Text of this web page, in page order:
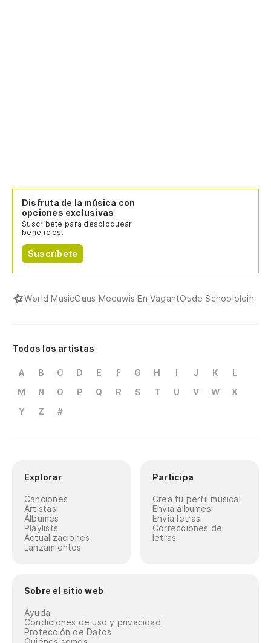
Disfruta de la música con
opciones exclusivas
Suscríbete para desbloquear
beneficios.
Suscríbete
World MusicGuus Meeuwis En VagantOude Schoolplein
Todos los artistas
A B C D E F G H I J K
L
M
N O P Q R S T U V W
X
Y
Z #
Explorar
Canciones
Artistas
Álbumes
Playlists
Actualizaciones
Lanzamientos
Participa
Crea tu perfil musical
Envía álbumes
Envía letras
Correcciones de
letras
Sobre el sitio web
Ayuda
Condiciones de uso y privacidad
Protección de Datos